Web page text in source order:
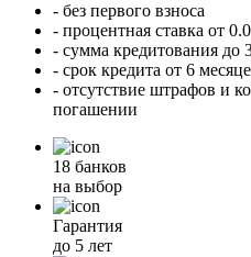
- без первого взноса
- процентная ставка от
- сумма кредитования до
- срок кредита от 6
- отсутствие штрафов и
погашении
18 банков
на выбор
Гарантия
до 5 лет